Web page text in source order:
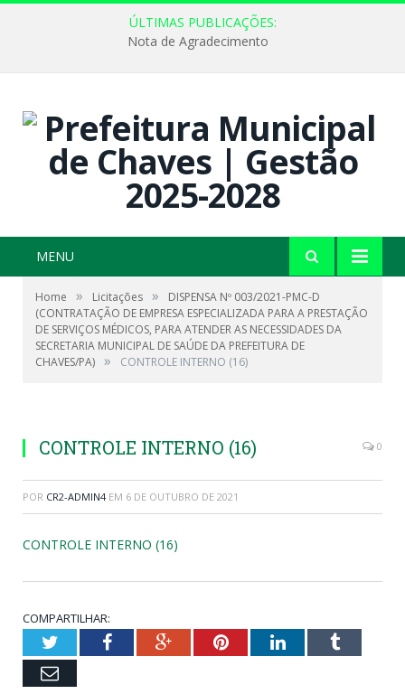
ÚLTIMAS PUBLICAÇÕES:
Nota de Agradecimento
MENU
Home » Licitações »
DISPENSA Nº 003/2021-PMC-D
(CONTRATAÇÃO DE EMPRESA ESPECIALIZADA PARA A PRESTAÇÃO
DE SERVIÇOS MÉDICOS, PARA ATENDER AS NECESSIDADES DA
SECRETARIA MUNICIPAL DE SAÚDE DA PREFEITURA DE
CHAVES/PA) » CONTROLE INTERNO (16)
CONTROLE INTERNO (16) 0
POR CR2-ADMIN4 EM 6 DE OUTUBRO DE 2021
CONTROLE INTERNO (16)
COMPARTILHAR:
TwitterFacebookGoogle+PinterestLinkedInTumblr
Email